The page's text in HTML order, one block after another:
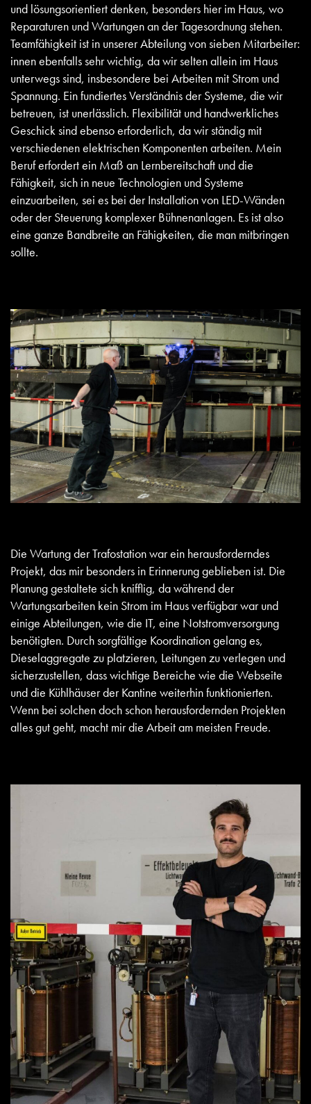
und lösungsorientiert denken, besonders hier im Haus, wo
Reparaturen und Wartungen an der Tagesordnung stehen.
Teamfähigkeit ist in unserer Abteilung von sieben Mitarbeiter:
innen ebenfalls sehr wichtig, da wir selten allein im Haus
unterwegs sind, insbesondere bei Arbeiten mit Strom und
Spannung. Ein fundiertes Verständnis der Systeme, die wir
betreuen, ist unerlässlich. Flexibilität und handwerkliches
Geschick sind ebenso erforderlich, da wir ständig mit
verschiedenen elektrischen Komponenten arbeiten. Mein
Beruf erfordert ein Maß an Lernbereitschaft und die
Fähigkeit, sich in neue Technologien und Systeme
einzuarbeiten, sei es bei der Installation von LED-Wänden
oder der Steuerung komplexer Bühnenanlagen. Es ist also
eine ganze Bandbreite an Fähigkeiten, die man mitbringen
sollte.
Die Wartung der Trafostation war ein herausforderndes
Projekt, das mir besonders in Erinnerung geblieben ist. Die
Planung gestaltete sich knifflig, da während der
Wartungsarbeiten kein Strom im Haus verfügbar war und
einige Abteilungen, wie die IT, eine Notstromversorgung
benötigten. Durch sorgfältige Koordination gelang es,
Dieselaggregate zu platzieren, Leitungen zu verlegen und
sicherzustellen, dass wichtige Bereiche wie die Webseite
und die Kühlhäuser der Kantine weiterhin funktionierten.
Wenn bei solchen doch schon herausfordernden Projekten
alles gut geht, macht mir die Arbeit am meisten Freude.